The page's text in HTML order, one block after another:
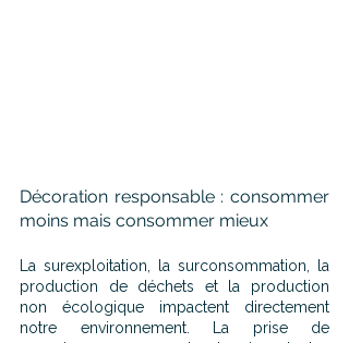
Décoration responsable : consommer
moins mais consommer mieux
La surexploitation, la surconsommation, la
production de déchets et la production
non écologique impactent directement
notre environnement. La prise de